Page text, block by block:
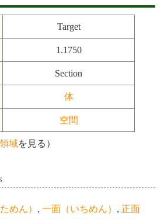
Target
1.1750
Section
体
空間
域を見る）
めん） , 一面（いちめん） , 正面